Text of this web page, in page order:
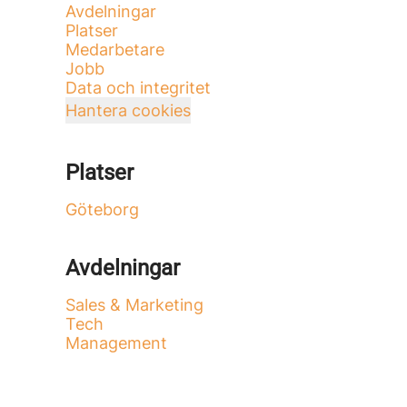
Avdelningar
Platser
Medarbetare
Jobb
Data och integritet
Hantera cookies
Platser
Göteborg
Avdelningar
Sales & Marketing
Tech
Management